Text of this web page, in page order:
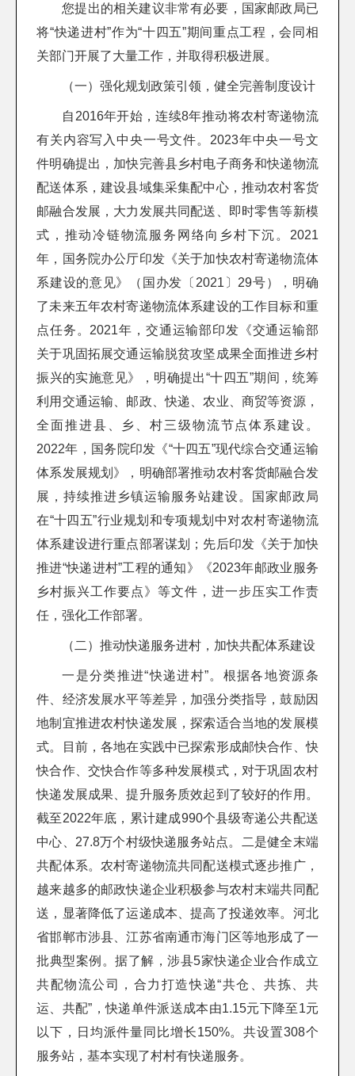
您提出的相关建议非常有必要，国家邮政局已
将“快递进村”作为“十四五”期间重点工程，会同相
关部门开展了大量工作，并取得积极进展。
（一）强化规划政策引领，健全完善制度设计
自2016年开始，连续8年推动将农村寄递物流
有关内容写入中央一号文件。2023年中央一号文
件明确提出，加快完善县乡村电子商务和快递物流
配送体系，建设县域集采集配中心，推动农村客货
邮融合发展，大力发展共同配送、即时零售等新模
式，推动冷链物流服务网络向乡村下沉。2021
年，国务院办公厅印发《关于加快农村寄递物流体
系建设的意见》（国办发〔2021〕29号），明确
了未来五年农村寄递物流体系建设的工作目标和重
点任务。2021年，交通运输部印发《交通运输部
关于巩固拓展交通运输脱贫攻坚成果全面推进乡村
振兴的实施意见》，明确提出“十四五”期间，统筹
利用交通运输、邮政、快递、农业、商贸等资源，
全面推进县、乡、村三级物流节点体系建设。
2022年，国务院印发《“十四五”现代综合交通运输
体系发展规划》，明确部署推动农村客货邮融合发
展，持续推进乡镇运输服务站建设。国家邮政局
在“十四五”行业规划和专项规划中对农村寄递物流
体系建设进行重点部署谋划；先后印发《关于加快
推进“快递进村”工程的通知》《2023年邮政业服务
乡村振兴工作要点》等文件，进一步压实工作责
任，强化工作部署。
（二）推动快递服务进村，加快共配体系建设
一是分类推进“快递进村”。根据各地资源条
件、经济发展水平等差异，加强分类指导，鼓励因
地制宜推进农村快递发展，探索适合当地的发展模
式。目前，各地在实践中已探索形成邮快合作、快
快合作、交快合作等多种发展模式，对于巩固农村
快递发展成果、提升服务质效起到了较好的作用。
截至2022年底，累计建成990个县级寄递公共配送
中心、27.8万个村级快递服务站点。二是健全末端
共配体系。农村寄递物流共同配送模式逐步推广，
越来越多的邮政快递企业积极参与农村末端共同配
送，显著降低了运递成本、提高了投递效率。河北
省邯郸市涉县、江苏省南通市海门区等地形成了一
批典型案例。据了解，涉县5家快递企业合作成立
共配物流公司，合力打造快递“共仓、共拣、共
运、共配”，快递单件派送成本由1.15元下降至1元
以下，日均派件量同比增长150%。共设置308个
服务站，基本实现了村村有快递服务。